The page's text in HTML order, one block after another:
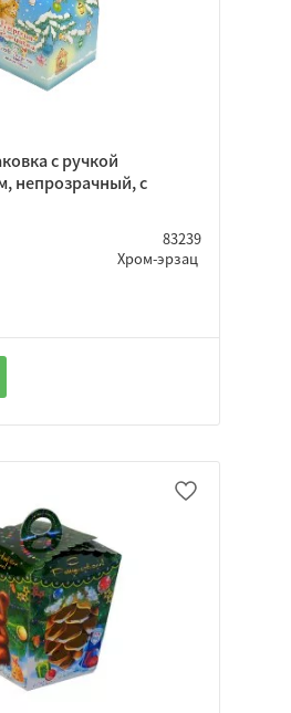
с ручкой
непрозрачный, с
83239
Хром-эрзац